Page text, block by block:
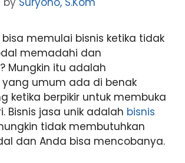
memulai bisnis ketika tidak
memadahi dan
Mungkin itu adalah
umum ada di benak
ketika berpikir untuk membuka
Bisnis jasa unik adalah bisnis
tidak membutuhkan
dan Anda bisa mencobanya.